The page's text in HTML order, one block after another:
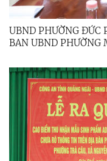
UBND PHƯỜNG ĐỨC
BAN UBND PHƯỜNG